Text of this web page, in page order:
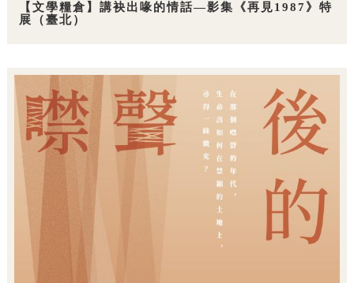
【文學糧倉】講袂出喙的情話—影集《再見1987》特
展（臺北）